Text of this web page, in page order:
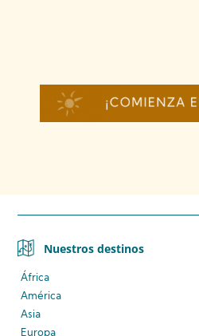
Nuestros destinos
África
América
Asia
Europa